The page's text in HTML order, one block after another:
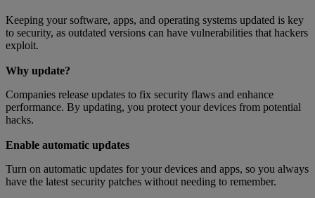
Keeping your software, apps, and operating systems updated is key
to security, as outdated versions can have vulnerabilities that hackers
exploit.
Why update?
Companies release updates to fix security flaws and enhance
performance. By updating, you protect your devices from potential
hacks.
Enable automatic updates
Turn on automatic updates for your devices and apps, so you always
have the latest security patches without needing to remember.